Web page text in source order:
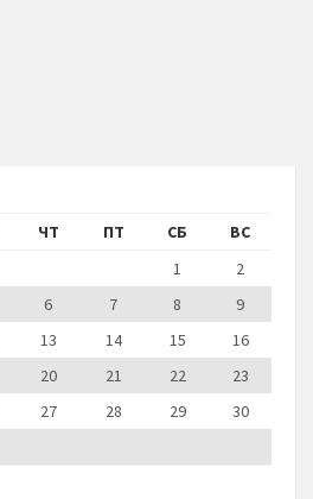
ЧТ ПТ СБ ВС
1
2
6 7 8
9
13 14 15
16
20 21 22
23
27 28 29
30